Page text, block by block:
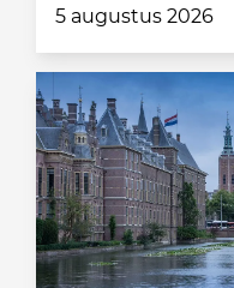
5 augustus 2026